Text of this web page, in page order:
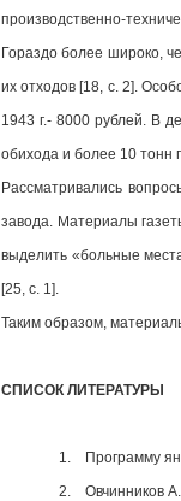
производственно-
Гораздо более широко,
их отходов [18, c. 2].
1943 г.- 8000 рублей. В
обихода и более 10 тонн
Рассматривались
завода. Материалы
выделить «больные
[25, c. 1].
Таким образом,
СПИСОК ЛИТЕРАТУРЫ
1. Программу
2. Овчинников